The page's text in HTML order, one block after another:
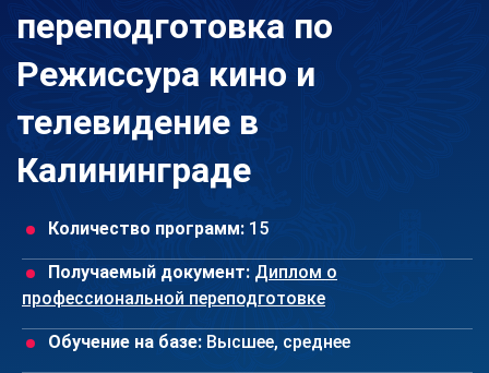
переподготовка по
Режиссура кино и
телевидение в
Калининграде
Количество программ: 15
Получаемый документ: Диплом о
профессиональной переподготовке
Обучение на базе: Высшее, среднее